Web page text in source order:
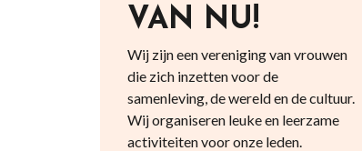
VAN NU!
Wij zijn een vereniging van vrouwen
die zich inzetten voor de
samenleving, de wereld en de cultuur.
Wij organiseren leuke en leerzame
activiteiten voor onze leden.